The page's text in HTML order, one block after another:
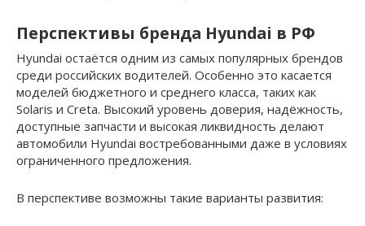
Перспективы бренда Hyundai в РФ
Hyundai остаётся одним из самых популярных брендов
среди российских водителей. Особенно это касается
моделей бюджетного и среднего класса, таких как
Solaris и Creta. Высокий уровень доверия, надёжность,
доступные запчасти и высокая ликвидность делают
автомобили Hyundai востребованными даже в условиях
ограниченного предложения.
В перспективе возможны такие варианты развития: